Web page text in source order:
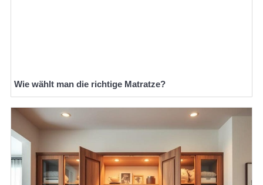
Wie wählt man die richtige Matratze?